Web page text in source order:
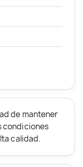
de mantener
condiciones
calidad.